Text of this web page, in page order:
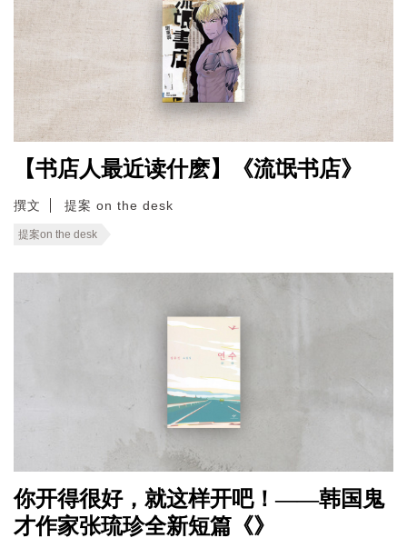
【书店人最近读什麽】《流氓书店》
撰文 提案 on the desk
提案on the desk
你开得很好，就这样开吧！——韩国鬼
才作家张琉珍全新短篇《》